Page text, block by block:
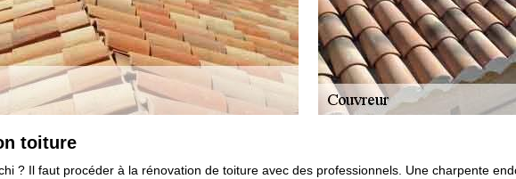
toiture
? Il faut procéder à la rénovation de toiture avec des professionnels. Une charpente